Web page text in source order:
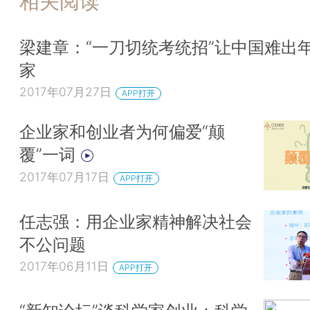
梁建章：“一刀切统考统招”让中国难出
家
2017年07月27日 APP打开
企业家和创业者为何偏爱“颠
覆”一词
2017年07月17日 APP打开
任志强：用企业家精神解决社会
不公问题
2017年06月11日 APP打开